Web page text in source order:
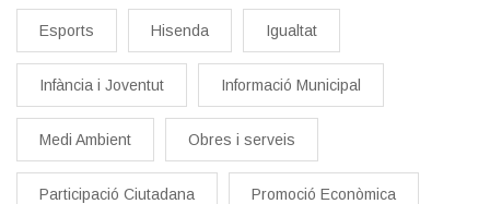
Esports Hisenda Igualtat
Infància i Joventut Informació Municipal
Medi Ambient Obres i serveis
Participació Ciutadana Promoció Econòmica